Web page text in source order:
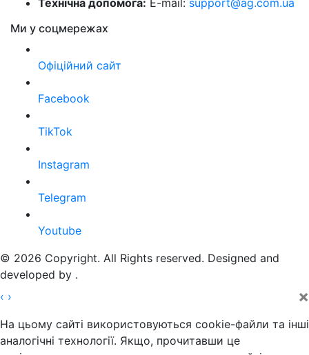
Ми у соцмережах
Офіційний сайт
Facebook
TikTok
Instagram
Telegram
Youtube
© 2026 Copyright. All Rights reserved. Designed and
developed by .
‹ › ×
На цьому сайті використовуються cookie-файли та інші
аналогічні технології. Якщо, прочитавши це